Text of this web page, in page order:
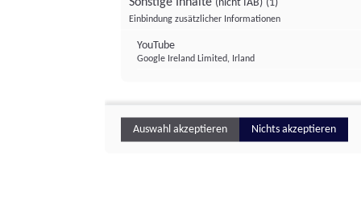
(nicht IAB) (1)
Einbindung zusätzlicher Informationen
YouTube
Google Ireland Limited, Irland
Auswahl akzeptieren Nichts akzeptieren